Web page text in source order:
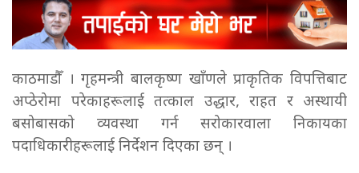
काठमाडौँ । गृहमन्त्री बालकृष्ण खाँणले प्राकृतिक विपत्तिबाट
अप्ठेरोमा परेकाहरूलाई तत्काल उद्धार, राहत र अस्थायी
बसोबासको व्यवस्था गर्न सरोकारवाला निकायका
पदाधिकारीहरूलाई निर्देशन दिएका छन् ।